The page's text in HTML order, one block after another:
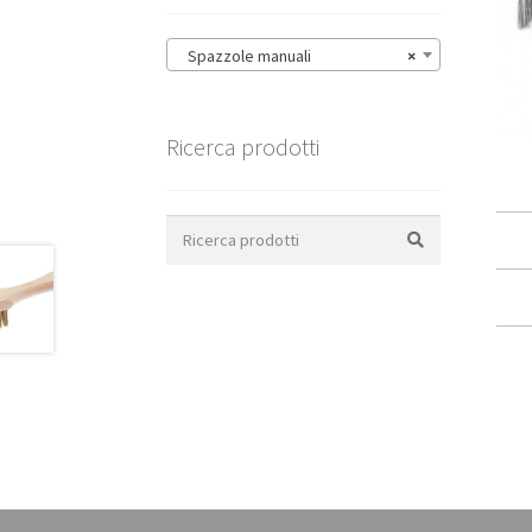
×
Spazzole manuali
Ricerca prodotti
for: